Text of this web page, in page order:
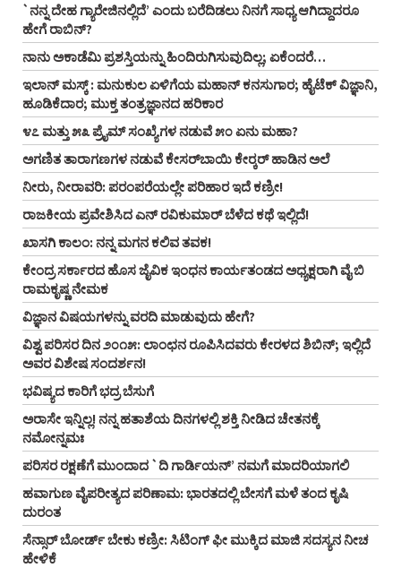
`ನನ್ನ ದೇಹ ಗ್ಯಾರೇಜಿನಲ್ಲಿದೆ’ ಎಂದು ಬರೆದಿಡಲು ನಿನಗೆ ಸಾಧ್ಯ ಆಗಿದ್ದಾದರೂ
ಹೇಗೆ ರಾಬಿನ್‌?
ನಾನು ಅಕಾಡೆಮಿ ಪ್ರಶಸ್ತಿಯನ್ನು ಹಿಂದಿರುಗಿಸುವುದಿಲ್ಲ; ಏಕೆಂದರೆ…
ಇಲಾನ್ ಮಸ್ಕ್ : ಮನುಕುಲ ಏಳಿಗೆಯ ಮಹಾನ್ ಕನಸುಗಾರ; ಹೈಟೆಕ್ ವಿಜ್ಞಾನಿ,
ಹೂಡಿಕೆದಾರ; ಮುಕ್ತ ತಂತ್ರಜ್ಞಾನದ ಹರಿಕಾರ
೪೭ ಮತ್ತು ೫೩ ಪ್ರೈಮ್‌ ಸಂಖ್ಯೆಗಳ ನಡುವೆ ೫೦ ಏನು ಮಹಾ?
ಅಗಣಿತ ತಾರಾಗಣಗಳ ನಡುವೆ ಕೇಸರ್‌ಬಾಯಿ ಕೇರ್‍ಕರ್‌ ಹಾಡಿನ ಅಲೆ
ನೀರು, ನೀರಾವರಿ: ಪರಂಪರೆಯಲ್ಲೇ ಪರಿಹಾರ ಇದೆ ಕಣ್ರೀ!
ರಾಜಕೀಯ ಪ್ರವೇಶಿಸಿದ ಎನ್‌ ರವಿಕುಮಾರ್‌ ಬೆಳೆದ ಕಥೆ ಇಲ್ಲಿದೆ!
ಖಾಸಗಿ ಕಾಲಂ: ನನ್ನ ಮಗನ ಕಲಿವ ತವಕ!
ಕೇಂದ್ರ ಸರ್ಕಾರದ ಹೊಸ ಜೈವಿಕ ಇಂಧನ ಕಾರ್ಯತಂಡದ ಅಧ್ಯಕ್ಷರಾಗಿ ವೈ ಬಿ
ರಾಮಕೃಷ್ಣ ನೇಮಕ
ವಿಜ್ಞಾನ ವಿಷಯಗಳನ್ನು ವರದಿ ಮಾಡುವುದು ಹೇಗೆ?
ವಿಶ್ವ ಪರಿಸರ ದಿನ ೨೦೧೫: ಲಾಂಛನ ರೂಪಿಸಿದವರು ಕೇರಳದ ಶಿಬಿನ್‌; ಇಲ್ಲಿದೆ
ಅವರ ವಿಶೇಷ ಸಂದರ್ಶನ!
ಭವಿಷ್ಯದ ಕಾರಿಗೆ ಭದ್ರ ಬೆಸುಗೆ
ಅರಾಸೇ ಇನ್ನಿಲ್ಲ! ನನ್ನ ಹತಾಶೆಯ ದಿನಗಳಲ್ಲಿ ಶಕ್ತಿ ನೀಡಿದ ಚೇತನಕ್ಕೆ
ನಮೋನ್ನಮಃ
ಪರಿಸರ ರಕ್ಷಣೆಗೆ ಮುಂದಾದ `ದಿ ಗಾರ್ಡಿಯನ್‌’ ನಮಗೆ ಮಾದರಿಯಾಗಲಿ
ಹವಾಗುಣ ವೈಪರೀತ್ಯದ ಪರಿಣಾಮ: ಭಾರತದಲ್ಲಿ ಬೇಸಗೆ ಮಳೆ ತಂದ ಕೃಷಿ
ದುರಂತ
ಸೆನ್ಸಾರ್‌ ಬೋರ್ಡ್ ಬೇಕು ಕಣ್ರೀ: ಸಿಟಿಂಗ್‌ ಫೀ ಮುಕ್ಕಿದ ಮಾಜಿ ಸದಸ್ಯನ ನೀಚ
ಹೇಳಿಕೆ